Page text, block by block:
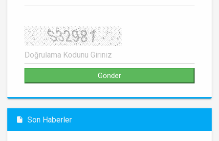
Son Haberler